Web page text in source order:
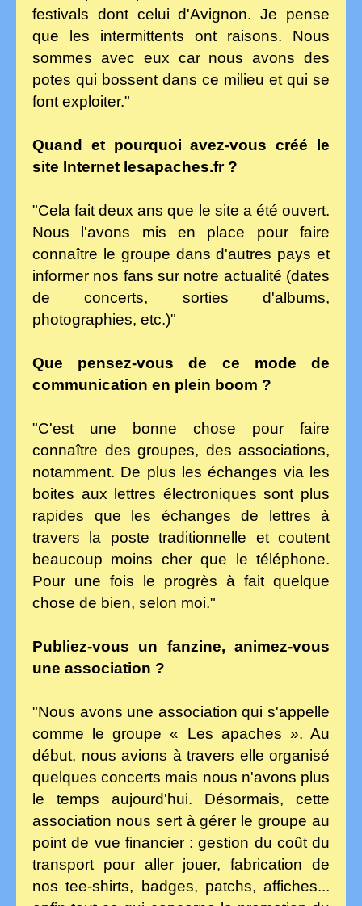
festivals dont celui d'Avignon. Je pense
que les intermittents ont raisons. Nous
sommes avec eux car nous avons des
potes qui bossent dans ce milieu et qui se
font exploiter."
Quand et pourquoi avez-vous créé le
site Internet lesapaches.fr ?
"Cela fait deux ans que le site a été ouvert.
Nous l'avons mis en place pour faire
connaître le groupe dans d'autres pays et
informer nos fans sur notre actualité (dates
de concerts, sorties d'albums,
photographies, etc.)"
Que pensez-vous de ce mode de
communication en plein boom ?
"C'est une bonne chose pour faire
connaître des groupes, des associations,
notamment. De plus les échanges via les
boites aux lettres électroniques sont plus
rapides que les échanges de lettres à
travers la poste traditionnelle et coutent
beaucoup moins cher que le téléphone.
Pour une fois le progrès à fait quelque
chose de bien, selon moi."
Publiez-vous un fanzine, animez-vous
une association ?
"Nous avons une association qui s'appelle
comme le groupe « Les apaches ». Au
début, nous avions à travers elle organisé
quelques concerts mais nous n'avons plus
le temps aujourd'hui. Désormais, cette
association nous sert à gérer le groupe au
point de vue financier : gestion du coût du
transport pour aller jouer, fabrication de
nos tee-shirts, badges, patchs, affiches...